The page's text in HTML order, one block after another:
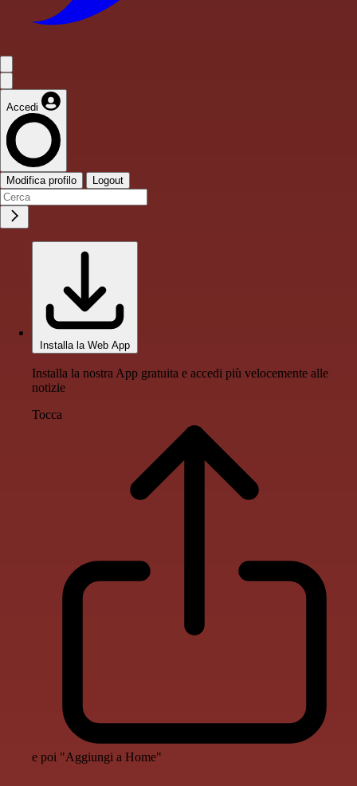
Accedi
Modifica profilo Logout
Installa la Web App
Installa la nostra App gratuita e accedi più velocemente alle
notizie
Tocca
e poi "Aggiungi a Home"